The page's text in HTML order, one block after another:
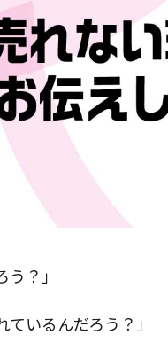
？」
いるんだろう？」